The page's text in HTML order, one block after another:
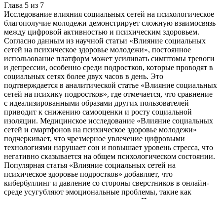
Глава 5 из 7
Исследование влияния социальных сетей на психологическое
благополучие молодежи демонстрирует сложную взаимосвязь
между цифровой активностью и психическим здоровьем.
Согласно данным из научной статьи «Влияние социальных
сетей на психическое здоровье молодежи», постоянное
использование платформ может усиливать симптомы тревоги
и депрессии, особенно среди подростков, которые проводят в
социальных сетях более двух часов в день. Это
подтверждается в аналитической статье «Влияние социальных
сетей на психику подростков», где отмечается, что сравнение
с идеализированными образами других пользователей
приводит к снижению самооценки и росту социальной
изоляции. Медицинское исследование «Влияние социальных
сетей и смартфонов на психическое здоровье молодежи»
подчеркивает, что чрезмерное увлечение цифровыми
технологиями нарушает сон и повышает уровень стресса, что
негативно сказывается на общем психологическом состоянии.
Популярная статья «Влияние социальных сетей на
психическое здоровье подростков» добавляет, что
кибербуллинг и давление со стороны сверстников в онлайн-
среде усугубляют эмоциональные проблемы, такие как